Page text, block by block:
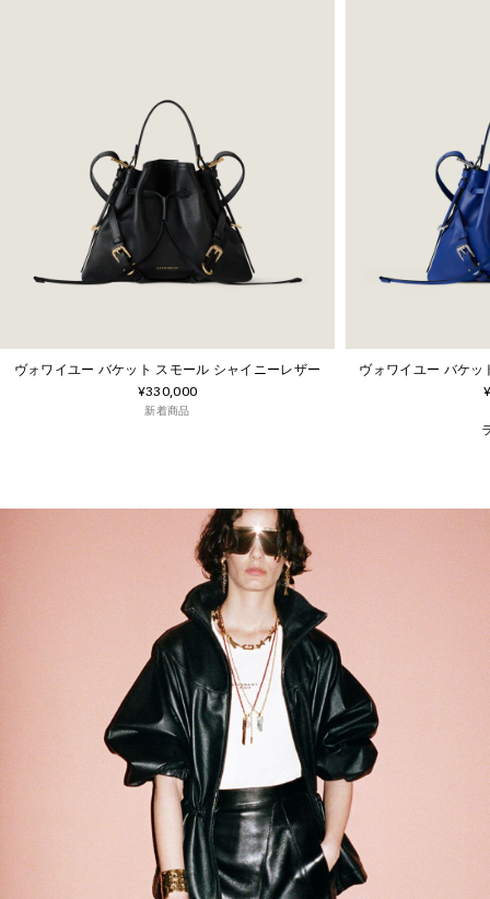
ヴォワイユー バケット スモール シャイニーレザー
¥330,000
新着商品
ヴォワイユー バケッ